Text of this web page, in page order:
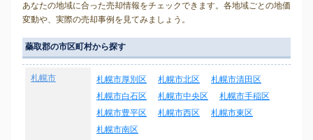
あなたの地域に合った売却情報をチェックできます。各地域ごとの地価
変動や、実際の売却事例を見てみましょう。
蘂取郡の市区町村から探す
札幌市 札幌市厚別区 札幌市北区
札幌市清田区
札幌市白石区
札幌市中央区
札幌市手稲区
札幌市豊平区
札幌市西区
札幌市東区
札幌市南区